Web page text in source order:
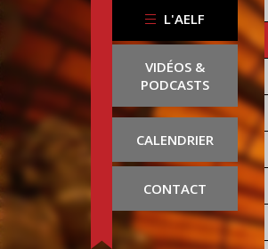
L'AELF
VIDÉOS &
PODCASTS
CALENDRIER
CONTACT